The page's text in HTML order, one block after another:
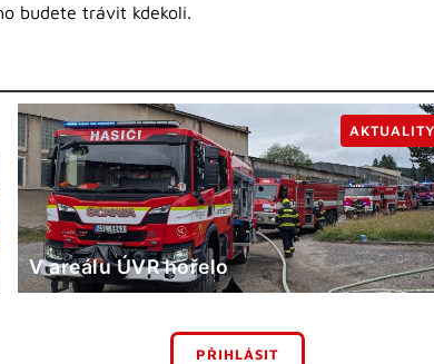
budete trávit kdekoli.
V areálu ÚVR hořelo
AKTUALITY
PŘIHLÁSIT